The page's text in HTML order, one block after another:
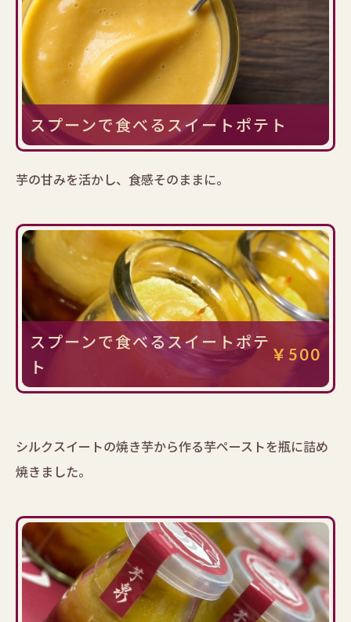
スプーンで食べるスイートポテト
芋の甘みを活かし、食感そのままに。
スプーンで食べるスイートポテ
ト
￥500
シルクスイートの焼き芋から作る芋ペーストを瓶に詰め
焼きました。